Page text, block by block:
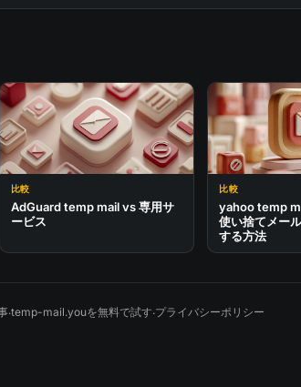
比較
AdGuard temp mail vs 専用サ
ービス
比較
yahoo temp
使い捨てメー
する方法
·temp-mail.youを無料で試す·プライバシーポリシー